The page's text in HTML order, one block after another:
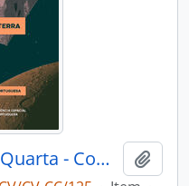
3.ª edição do Espaço à Quarta - Como preservar a órbita à volta da terra